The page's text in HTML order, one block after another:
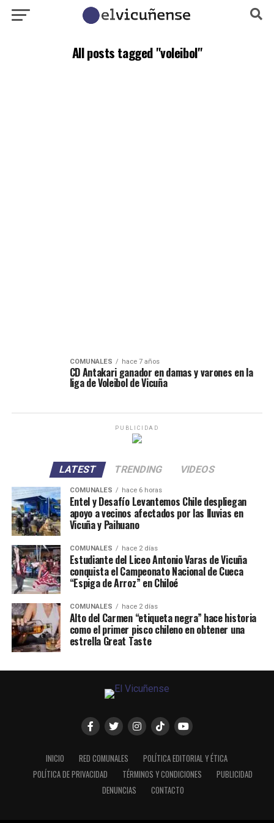
All posts tagged "voleibol"
COMUNALES hace 7 años
CD Antakari ganador en damas y varones en la
liga de Voleibol de Vicuña
PUBLICIDAD
LATEST TRENDING VIDEOS
COMUNALES hace 6 horas
Entel y Desafío Levantemos Chile despliegan
apoyo a vecinos afectados por las lluvias en
Vicuña y Paihuano
COMUNALES hace 2 días
Estudiante del Liceo Antonio Varas de Vicuña
conquista el Campeonato Nacional de Cueca
“Espiga de Arroz” en Chiloé
COMUNALES hace 2 días
Alto del Carmen “etiqueta negra” hace historia
como el primer pisco chileno en obtener una
estrella Great Taste
INICIO RED COMUNALES
POLÍTICA EDITORIAL Y ÉTICA
POLÍTICA DE PRIVACIDAD
TÉRMINOS Y CONDICIONES
PUBLICIDAD
DENUNCIAS
CONTACTO